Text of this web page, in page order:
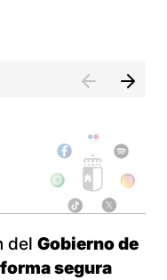
del Gobierno de
segura